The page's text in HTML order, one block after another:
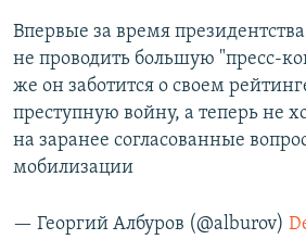
Впервые за время
не проводить большую "пресс-
же он заботится о своем
преступную войну, а теперь не
на заранее согласованные
мобилизации
— Георгий Албуров (@alburov)